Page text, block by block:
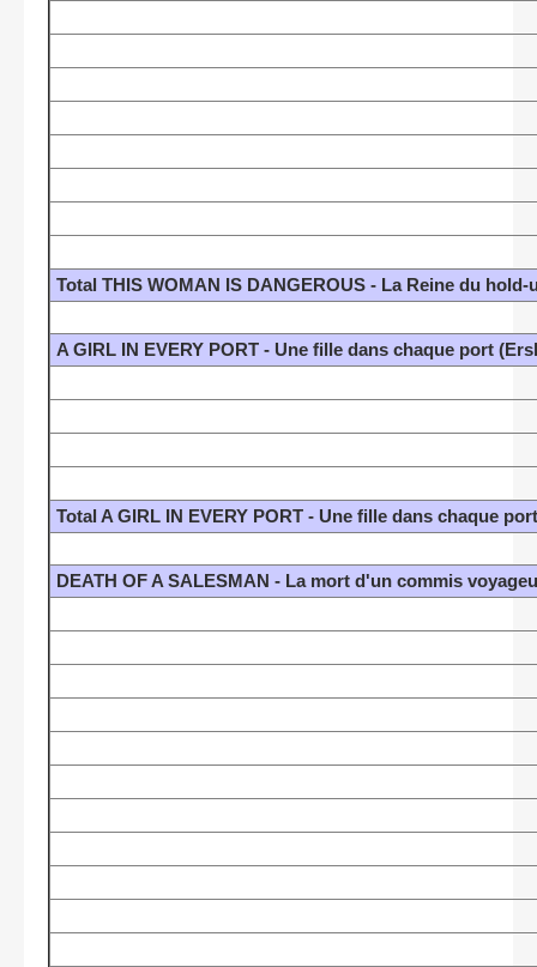
Total THIS WOMAN IS DANGEROUS - La Reine du
A GIRL IN EVERY PORT - Une fille dans chaque port
Total A GIRL IN EVERY PORT - Une fille dans chaque
DEATH OF A SALESMAN - La mort d'un commis